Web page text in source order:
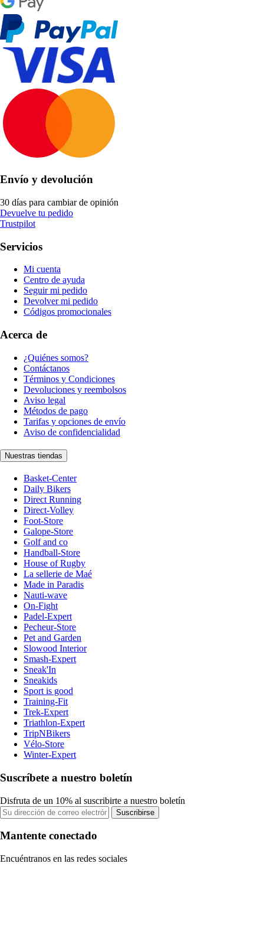
Envío y devolución
30 días para cambiar de opinión
Devuelve tu pedido
Trustpilot
Servicios
Mi cuenta
Centro de ayuda
Seguir mi pedido
Devolver mi pedido
Códigos promocionales
Acerca de
¿Quiénes somos?
Contáctanos
Términos y Condiciones
Devoluciones y reembolsos
Aviso legal
Métodos de pago
Tarifas y opciones de envío
Aviso de confidencialidad
Nuestras tiendas
Basket-Center
Daily Bikers
Direct Running
Direct-Volley
Foot-Store
Galope-Store
Golf and co
Handball-Store
House of Rugby
La sellerie de Maé
Made in Paradis
Nauti-wave
On-Fight
Padel-Expert
Pecheur-Store
Pet and Garden
Slowood Interior
Smash-Expert
Sneak'In
Sneakids
Sport is good
Training-Fit
Trek-Expert
Triathlon-Expert
TripNBikers
Vélo-Store
Winter-Expert
Suscríbete a nuestro boletín
Disfruta de un 10% al suscribirte a nuestro boletín
Suscribirse
Mantente conectado
Encuéntranos en las redes sociales